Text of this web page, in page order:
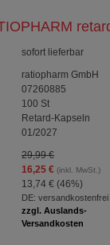
sofort lieferbar
ratiopharm GmbH
07260885
100 St
Retard-Kapseln
01/2027
29,99 €
16,25 €(inkl. MwSt.)
13,74 € (46%)
DE: versandkostenfrei
zzgl. Auslands-
Versandkosten